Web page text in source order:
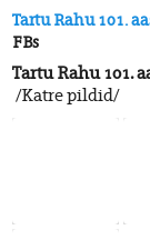
Tartu Rahu 101.
FBs
Tartu Rahu 101.
/Katre pildid/